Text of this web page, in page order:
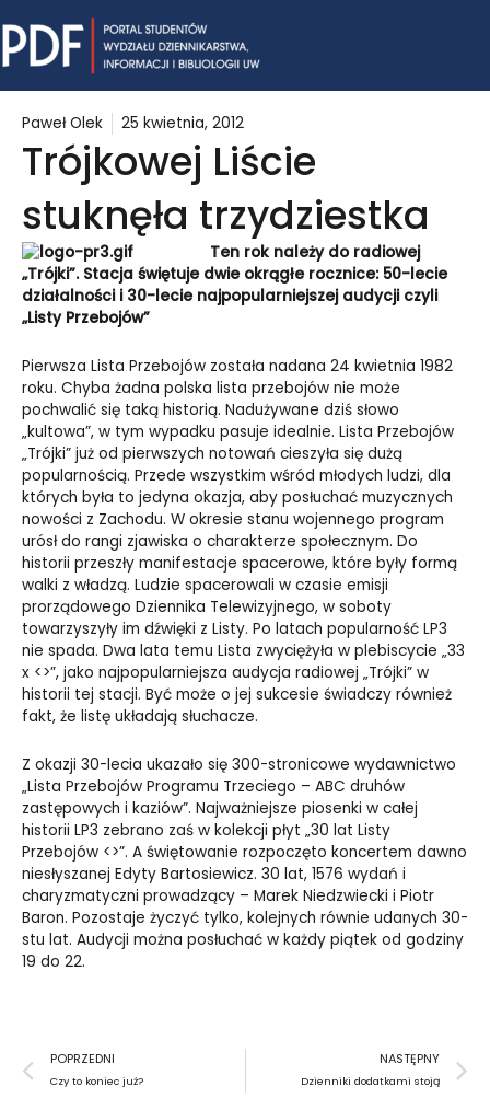
to
content
Paweł Olek 25 kwietnia, 2012
Trójkowej Liście
stuknęła trzydziestka
Ten rok należy do radiowej
„Trójki”. Stacja świętuje dwie okrągłe rocznice: 50-lecie
działalności i 30-lecie najpopularniejszej audycji czyli
„Listy Przebojów”
Pierwsza Lista Przebojów została nadana 24 kwietnia 1982
roku. Chyba żadna polska lista przebojów nie może
pochwalić się taką historią. Nadużywane dziś słowo
„kultowa”, w tym wypadku pasuje idealnie. Lista Przebojów
„Trójki” już od pierwszych notowań cieszyła się dużą
popularnością. Przede wszystkim wśród młodych ludzi, dla
których była to jedyna okazja, aby posłuchać muzycznych
nowości z Zachodu. W okresie stanu wojennego program
urósł do rangi zjawiska o charakterze społecznym. Do
historii przeszły manifestacje spacerowe, które były formą
walki z władzą. Ludzie spacerowali w czasie emisji
prorządowego Dziennika Telewizyjnego, w soboty
towarzyszyły im dźwięki z Listy. Po latach popularność LP3
nie spada. Dwa lata temu Lista zwyciężyła w plebiscycie „33
x <>”, jako najpopularniejsza audycja radiowej „Trójki” w
historii tej stacji. Być może o jej sukcesie świadczy również
fakt, że listę układają słuchacze.
Z okazji 30-lecia ukazało się 300-stronicowe wydawnictwo
„Lista Przebojów Programu Trzeciego – ABC druhów
zastępowych i kaziów”. Najważniejsze piosenki w całej
historii LP3 zebrano zaś w kolekcji płyt „30 lat Listy
Przebojów <>”. A świętowanie rozpoczęto koncertem dawno
niesłyszanej Edyty Bartosiewicz. 30 lat, 1576 wydań i
charyzmatyczni prowadzący – Marek Niedzwiecki i Piotr
Baron. Pozostaje życzyć tylko, kolejnych równie udanych 30-
stu lat. Audycji można posłuchać w każdy piątek od godziny
19 do 22.
Prev
POPRZEDNI
Czy to koniec już?
NASTĘPNY
Dzienniki dodatkami stoją